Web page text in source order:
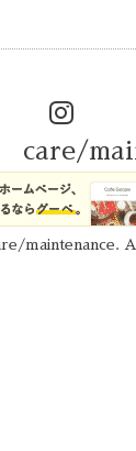
care/
maintenance .